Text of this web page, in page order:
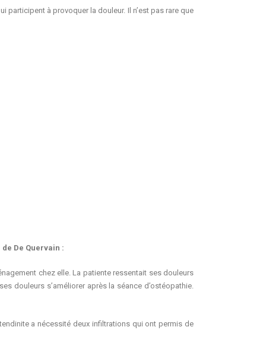
à provoquer la douleur. Il n’est pas rare que
De Quervain :
chez elle. La patiente ressentait ses douleurs
douleurs s’améliorer après la séance d’ostéopathie.
a nécessité deux infiltrations qui ont permis de